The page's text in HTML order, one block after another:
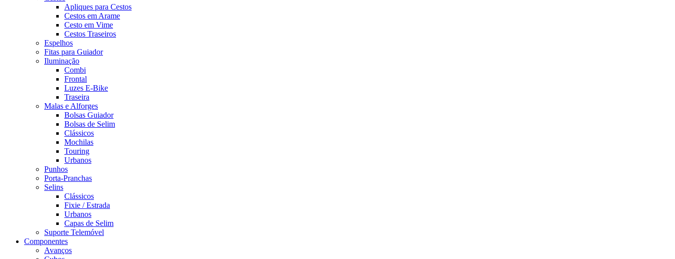
Apliques para Cestos
Cestos em Arame
Cesto em Vime
Cestos Traseiros
Espelhos
Fitas para Guiador
Iluminação
Combi
Frontal
Luzes E-Bike
Traseira
Malas e Alforges
Bolsas Guiador
Bolsas de Selim
Clássicos
Mochilas
Touring
Urbanos
Punhos
Porta-Pranchas
Selins
Clássicos
Fixie / Estrada
Urbanos
Capas de Selim
Suporte Telemóvel
Componentes
Avanços